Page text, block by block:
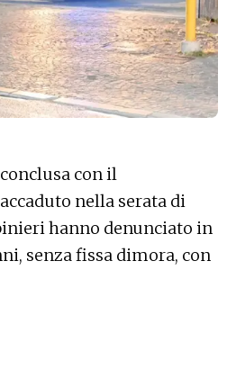
con il
nella serata di
hanno denunciato in
senza fissa dimora, con